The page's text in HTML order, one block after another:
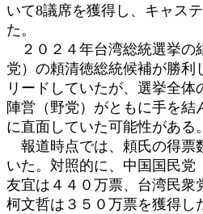
いて8議席を獲得し、キャス
た。
２０２４年台湾総統選挙の
党）の頼清徳総統候補が勝利
リードしていたが、選挙全
陣営（野党）がともに手を結
に直面していた可能性がある。
報道時点では、頼氏の得票
いた。対照的に、中国国民党
友宜は４４０万票、台湾民衆
柯文哲は３５０万票を獲得し